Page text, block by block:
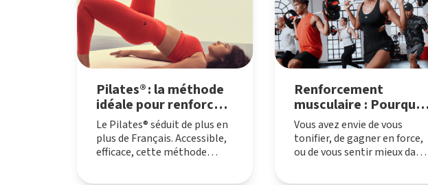
Pilates® : la méthode
idéale pour renforcer
son corps et son bien-
être
Le Pilates® séduit de plus en
plus de Français. Accessible,
efficace, cette méthode
Renforcement
musculaire : Pourquoi
et comment bien s’y
mettre
Vous avez envie de vous
tonifier, de gagner en force,
ou de vous sentir mieux dans